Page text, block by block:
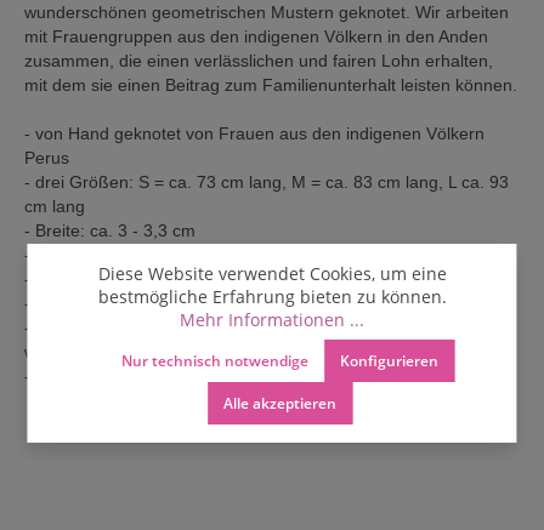
wunderschönen geometrischen Mustern geknotet. Wir arbeiten
mit Frauengruppen aus den indigenen Völkern in den Anden
zusammen, die einen verlässlichen und fairen Lohn erhalten,
mit dem sie einen Beitrag zum Familienunterhalt leisten können.
- von Hand geknotet von Frauen aus den indigenen Völkern
Perus
- drei Größen: S = ca. 73 cm lang, M = ca. 83 cm lang, L ca. 93
cm lang
- Breite: ca. 3 - 3,3 cm
- erhältlich in vielen Farbkombinationen
- aus Nylonfäden
- Pflege: Trocken reinigen
- Unisex Gürtel - kann von Frauen und Männer getragen
werden
- auch als Golfgürtel beliebt
Diese Website verwendet Cookies, um eine
bestmögliche Erfahrung bieten zu können.
Mehr Informationen ...
Nur technisch notwendige Konfigurieren
Alle akzeptieren